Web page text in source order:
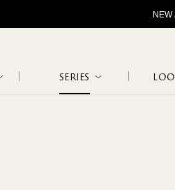
NEW
SERIES